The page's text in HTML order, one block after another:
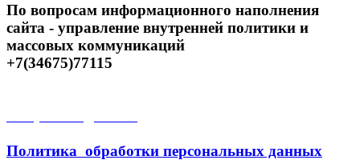
По вопросам информационного наполнения
сайта - управление внутренней политики и
массовых коммуникаций
+7(34675)77115
Политика обработки персональных данных